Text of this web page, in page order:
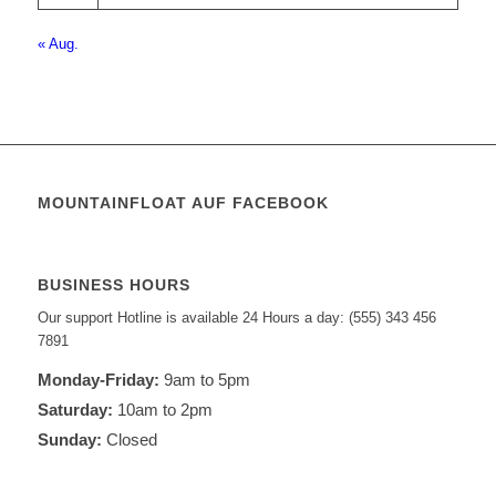
« Aug.
MOUNTAINFLOAT AUF FACEBOOK
BUSINESS HOURS
Our support Hotline is available 24 Hours a day: (555) 343 456
7891
Monday-Friday: 9am to 5pm
Saturday: 10am to 2pm
Sunday: Closed